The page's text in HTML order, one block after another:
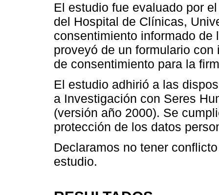
El estudio fue evaluado por
del Hospital de Clínicas,
consentimiento informado
proveyó de un formulario
de consentimiento para la
El estudio adhirió a las
a Investigación con Seres
(versión año 2000). Se
protección de los datos
Declaramos no tener
estudio.